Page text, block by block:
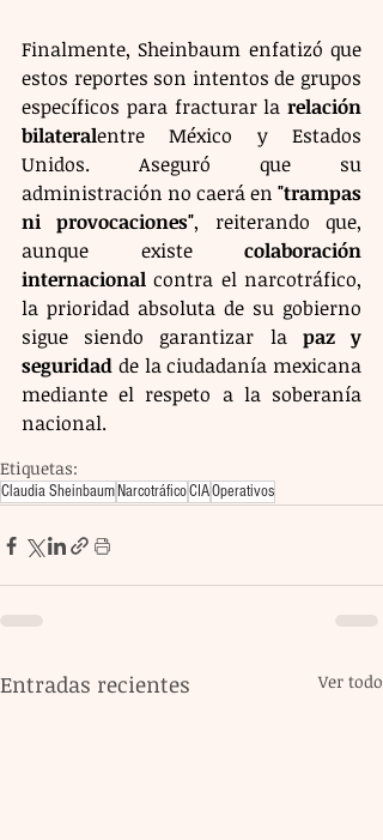
Finalmente, Sheinbaum enfatizó que
estos reportes son intentos de grupos
específicos para fracturar la relación
bilateralentre México y Estados
Unidos. Aseguró que su
administración no caerá en "trampas
ni provocaciones", reiterando que,
aunque existe colaboración
internacional contra el narcotráfico,
la prioridad absoluta de su gobierno
sigue siendo garantizar la paz y
seguridad de la ciudadanía mexicana
mediante el respeto a la soberanía
nacional.
Etiquetas:
Claudia SheinbaumNarcotráficoCIAOperativos
Entradas recientes Ver todo